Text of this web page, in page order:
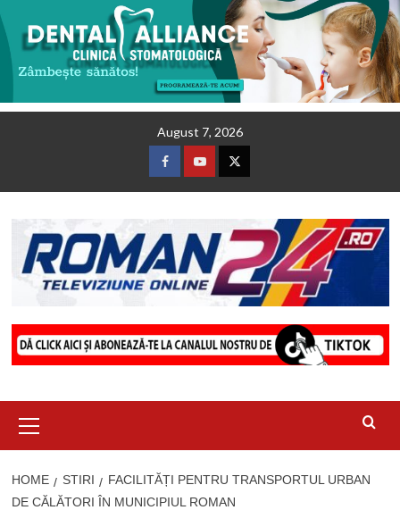
August 7, 2026
FacebookYoutubeTwitter
Menu
HOME STIRI
FACILITĂȚI PENTRU TRANSPORTUL URBAN
DE CĂLĂTORI ÎN MUNICIPIUL ROMAN